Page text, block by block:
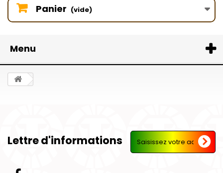
Panier (vide)
Menu
Lettre d'informations